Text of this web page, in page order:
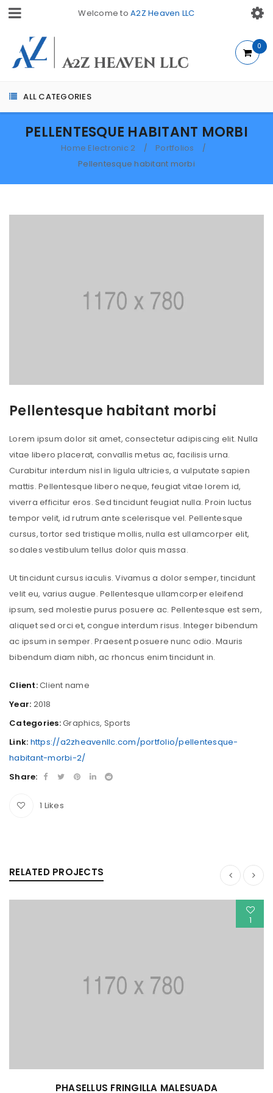
Welcome toA2Z Heaven LLC
ALL CATEGORIES
0
PELLENTESQUE HABITANT MORBI
Home Electronic 2 / Portfolios /
Pellentesque habitant morbi
Pellentesque habitant morbi
Lorem ipsum dolor sit amet, consectetur adipiscing elit. Nulla
vitae libero placerat, convallis metus ac, facilisis urna.
Curabitur interdum nisl in ligula ultricies, a vulputate sapien
mattis. Pellentesque libero neque, feugiat vitae lorem id,
viverra efficitur eros. Sed tincidunt feugiat nulla. Proin luctus
tempor velit, id rutrum ante scelerisque vel. Pellentesque
cursus, tortor sed tristique mollis, nulla est ullamcorper elit,
sodales vestibulum tellus dolor quis massa.
Ut tincidunt cursus iaculis. Vivamus a dolor semper, tincidunt
velit eu, varius augue. Pellentesque ullamcorper eleifend
ipsum, sed molestie purus posuere ac. Pellentesque est sem,
aliquet sed orci et, congue interdum risus. Integer bibendum
ac ipsum in semper. Praesent posuere nunc odio. Mauris
bibendum diam nibh, ac rhoncus enim tincidunt in.
Client:Client name
Year: 2018
Categories:Graphics, Sports
Link: https://a2zheavenllc.com/portfolio/pellentesque-
habitant-morbi-2/
Share:
1 Likes
RELATED PROJECTS
1
PHASELLUS FRINGILLA MALESUADA